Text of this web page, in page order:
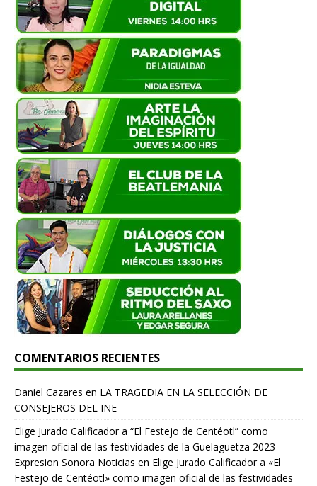
COMENTARIOS RECIENTES
Daniel Cazares en LA TRAGEDIA EN LA SELECCIÓN DE
CONSEJEROS DEL INE
Elige Jurado Calificador a “El Festejo de Centéotl” como
imagen oficial de las festividades de la Guelaguetza 2023 -
Expresion Sonora Noticias en Elige Jurado Calificador a «El
Festejo de Centéotl» como imagen oficial de las festividades